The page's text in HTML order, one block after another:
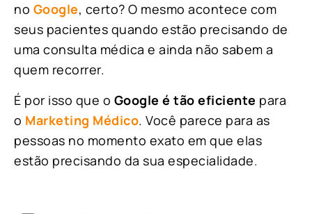
no Google, certo? O mesmo acontece com
seus pacientes quando estão precisando de
uma consulta médica e ainda não sabem a
quem recorrer.
É por isso que o Google é tão eficiente para
o Marketing Médico. Você parece para as
pessoas no momento exato em que elas
estão precisando da sua especialidade.